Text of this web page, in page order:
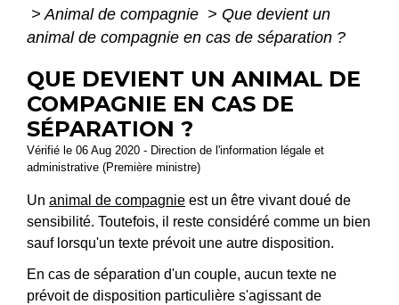
> Animal de compagnie > Que devient un
animal de compagnie en cas de séparation ?
QUE DEVIENT UN ANIMAL DE
COMPAGNIE EN CAS DE
SÉPARATION ?
Vérifié le 06 Aug 2020 - Direction de l'information légale et
administrative (Première ministre)
Un animal de compagnie est un être vivant doué de
sensibilité. Toutefois, il reste considéré comme un bien
sauf lorsqu'un texte prévoit une autre disposition.
En cas de séparation d'un couple, aucun texte ne
prévoit de disposition particulière s'agissant de